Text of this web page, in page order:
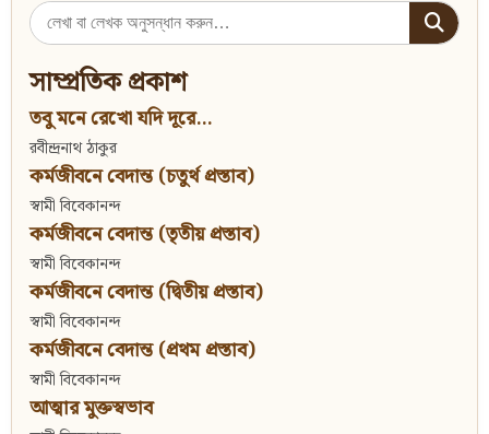
Search
for:
সাম্প্রতিক প্রকাশ
তবু মনে রেখো যদি দূরে...
রবীন্দ্রনাথ ঠাকুর
কর্মজীবনে বেদান্ত (চতুর্থ প্রস্তাব)
স্বামী বিবেকানন্দ
কর্মজীবনে বেদান্ত (তৃতীয় প্রস্তাব)
স্বামী বিবেকানন্দ
কর্মজীবনে বেদান্ত (দ্বিতীয় প্রস্তাব)
স্বামী বিবেকানন্দ
কর্মজীবনে বেদান্ত (প্রথম প্রস্তাব)
স্বামী বিবেকানন্দ
আত্মার মুক্তস্বভাব